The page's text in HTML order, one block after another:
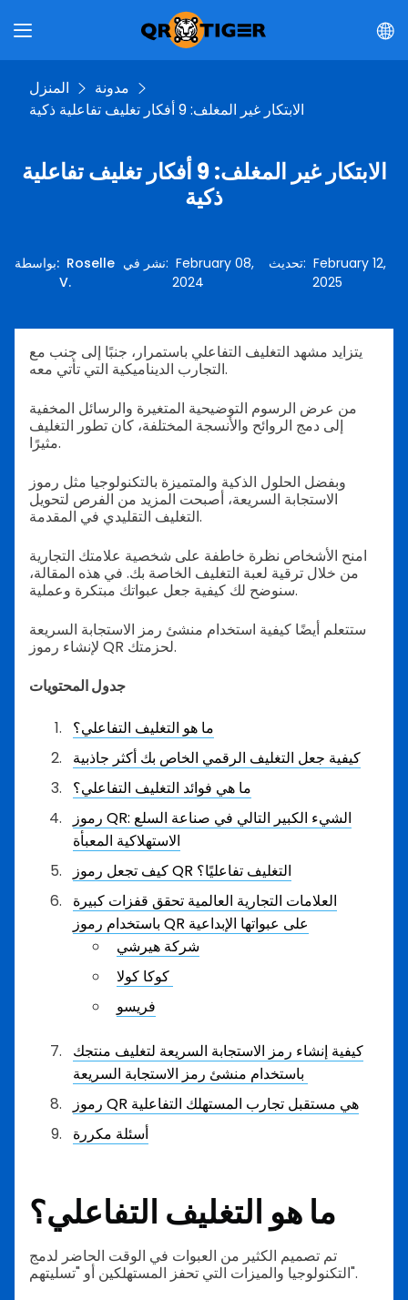
المنزل
مدونة
الابتكار غير المغلف: 9 أفكار تغليف تفاعلية ذكية
الابتكار غير المغلف: 9 أفكار تغليف تفاعلية
ذكية
بواسطة: Roselle
V.
نشر في: February 08,
2024
تحديث: February 12,
2025
يتزايد مشهد التغليف التفاعلي باستمرار، جنبًا إلى جنب مع
التجارب الديناميكية التي تأتي معه.
من عرض الرسوم التوضيحية المتغيرة والرسائل المخفية
إلى دمج الروائح والأنسجة المختلفة، كان تطور التغليف
مثيرًا.
وبفضل الحلول الذكية والمتميزة بالتكنولوجيا مثل رموز
الاستجابة السريعة، أصبحت المزيد من الفرص لتحويل
التغليف التقليدي في المقدمة.
امنح الأشخاص نظرة خاطفة على شخصية علامتك التجارية
من خلال ترقية لعبة التغليف الخاصة بك. في هذه المقالة،
سنوضح لك كيفية جعل عبواتك مبتكرة وعملية.
ستتعلم أيضًا كيفية استخدام منشئ رمز الاستجابة السريعة
لإنشاء رموز QR لحزمتك.
جدول المحتويات
ما هو التغليف التفاعلي؟
كيفية جعل التغليف الرقمي الخاص بك أكثر جاذبية
ما هي فوائد التغليف التفاعلي؟
رموز QR: الشيء الكبير التالي في صناعة السلع
الاستهلاكية المعبأة
كيف تجعل رموز QR التغليف تفاعليًا؟
العلامات التجارية العالمية تحقق قفزات كبيرة
باستخدام رموز QR على عبواتها الإبداعية
شركة هيرشي
فريسو
كيفية إنشاء رمز الاستجابة السريعة لتغليف منتجك
رموز QR هي مستقبل تجارب المستهلك التفاعلية
أسئلة مكررة
ما هو التغليف التفاعلي؟
تم تصميم الكثير من العبوات في الوقت الحاضر لدمج
التكنولوجيا والميزات التي تحفز المستهلكين أو "تسليتهم".